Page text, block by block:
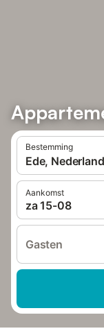
Bestemming
Ede, Nederland
Aankomst
za 15-08
Gasten